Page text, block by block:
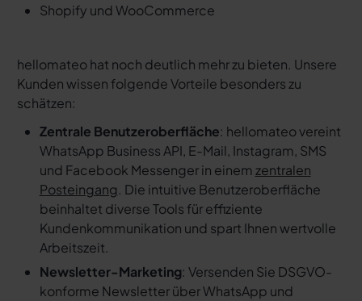
Shopify und WooCommerce
hellomateo hat noch deutlich mehr zu bieten. Unsere
Kunden wissen folgende Vorteile besonders zu
schätzen:
Zentrale Benutzeroberfläche: hellomateo vereint
WhatsApp Business API, E-Mail, Instagram, SMS
und Facebook Messenger in einem zentralen
Posteingang. Die intuitive Benutzeroberfläche
beinhaltet diverse Tools für effiziente
Kundenkommunikation und spart Ihnen wertvolle
Arbeitszeit.
Newsletter-Marketing: Versenden Sie DSGVO-
konforme Newsletter über WhatsApp und